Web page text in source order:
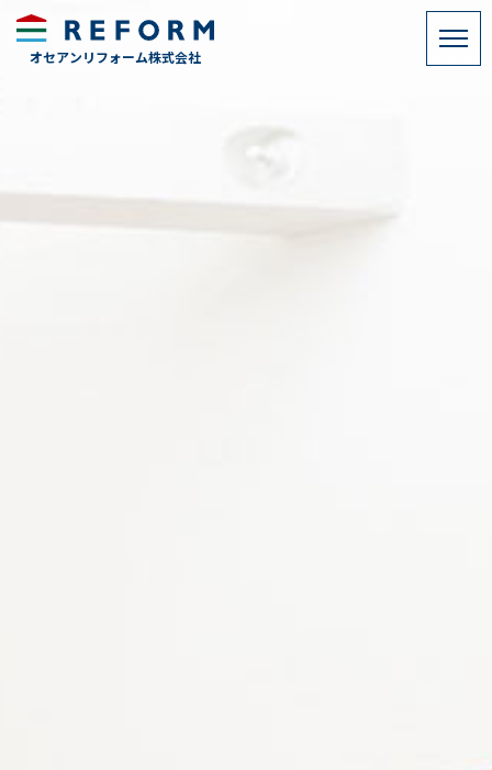
オセアンリフォーム株式会社 MENU